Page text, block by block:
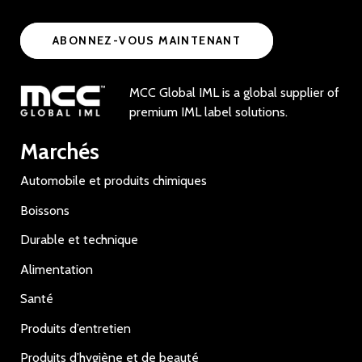
ABONNEZ-VOUS MAINTENANT
MCC Global IML is a global supplier of
premium IML label solutions.
Marchés
Automobile et produits chimiques
Boissons
Durable et technique
Alimentation
Santé
Produits d’entretien
Produits d’hygiène et de beauté